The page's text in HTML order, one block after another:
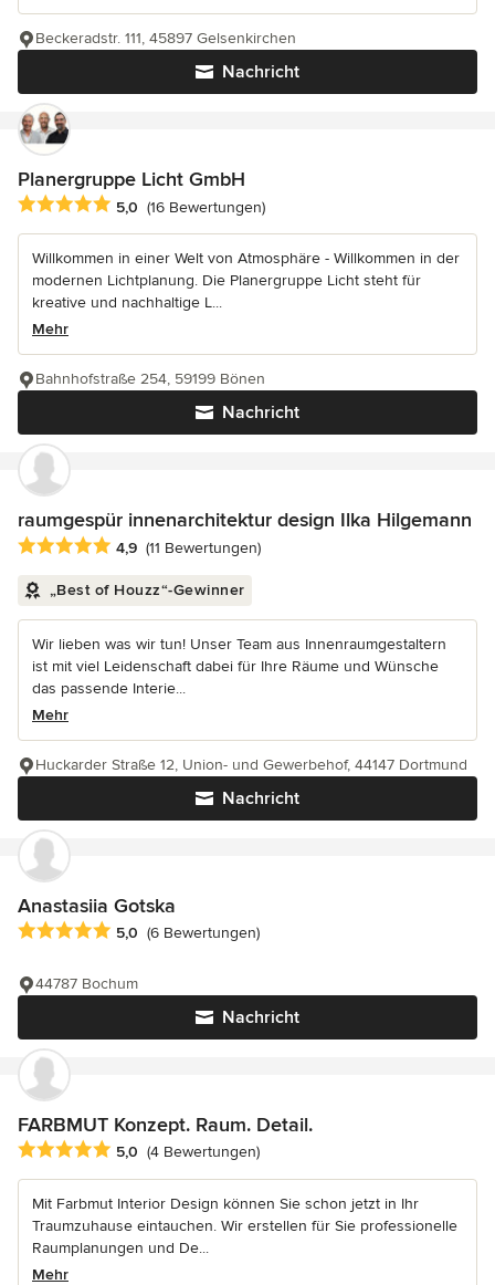
Nachricht
Beckeradstr. 111, 45897 Gelsenkirchen
Planergruppe Licht GmbH
Durchschnittliche Bewertung: 5 von 5 Sternen
5,0 (16 Bewertungen)
Willkommen in einer Welt von Atmosphäre - Willkommen in der
modernen Lichtplanung. Die Planergruppe Licht steht für
kreative und nachhaltige L...
Mehr
Nachricht
Bahnhofstraße 254, 59199 Bönen
raumgespür innenarchitektur design Ilka Hilgemann
Durchschnittliche Bewertung: 4.9 von 5 Sternen
4,9 (11 Bewertungen)
„Best of Houzz“-Gewinner
Wir lieben was wir tun! Unser Team aus Innenraumgestaltern
ist mit viel Leidenschaft dabei für Ihre Räume und Wünsche
das passende Interie...
Mehr
Nachricht
Huckarder Straße 12, Union- und Gewerbehof, 44147 Dortmund
Anastasiia Gotska
Durchschnittliche Bewertung: 5 von 5 Sternen
5,0 (6 Bewertungen)
Nachricht
44787 Bochum
FARBMUT Konzept. Raum. Detail.
Durchschnittliche Bewertung: 5 von 5 Sternen
5,0 (4 Bewertungen)
Mit Farbmut Interior Design können Sie schon jetzt in Ihr
Traumzuhause eintauchen. Wir erstellen für Sie professionelle
Raumplanungen und De...
Mehr